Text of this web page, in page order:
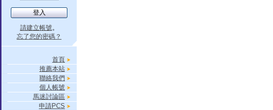
請建立帳號。
忘了您的密碼？
首頁
推薦本站
聯絡我們
個人帳號
馬迷討論區
申請PCS